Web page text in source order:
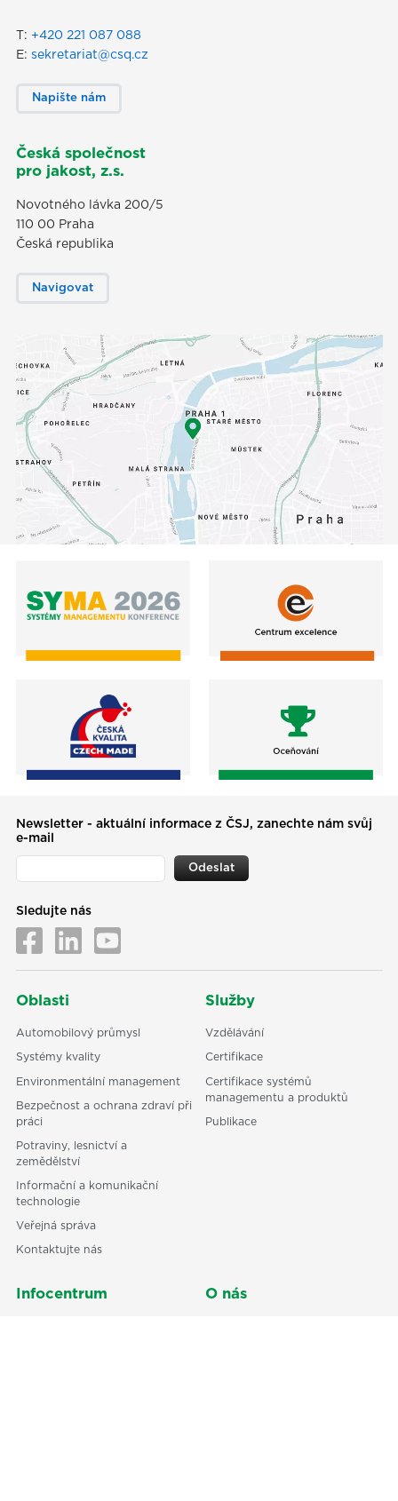
T: +420 221 087 088
E: sekretariat@csq.cz
Napište nám
Česká společnost
pro jakost, z.s.
Novotného lávka 200/5
110 00 Praha
Česká republika
Navigovat
Newsletter - aktuální informace z ČSJ, zanechte nám svůj
e-mail
Odeslat
Sledujte nás
Oblasti
Automobilový průmysl
Systémy kvality
Environmentální management
Bezpečnost a ochrana zdraví při
práci
Potraviny, lesnictví a
zemědělství
Informační a komunikační
technologie
Veřejná správa
Kontaktujte nás
Služby
Vzdělávání
Certifikace
Certifikace systémů
managementu a produktů
Publikace
Infocentrum O nás